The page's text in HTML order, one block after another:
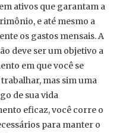
ativos que garantam a
e até mesmo a
os gastos mensais. A
deve ser um objetivo a
em que você se
mas sim uma
de sua vida
eficaz, você corre o
para manter o